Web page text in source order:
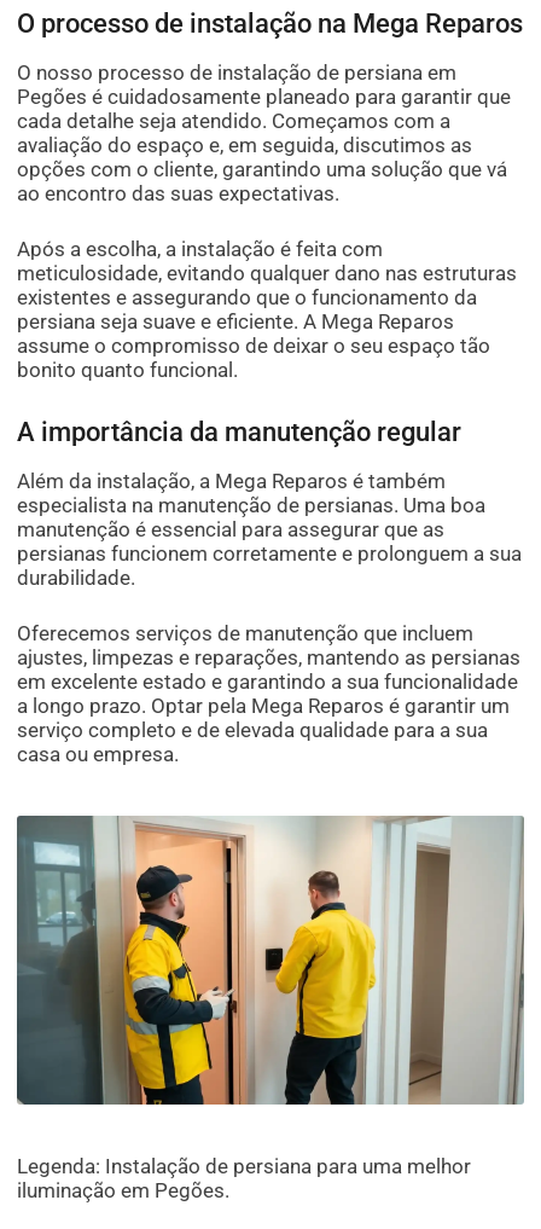
O processo de instalação na Mega Reparos
O nosso processo de instalação de persiana em
Pegões é cuidadosamente planeado para garantir que
cada detalhe seja atendido. Começamos com a
avaliação do espaço e, em seguida, discutimos as
opções com o cliente, garantindo uma solução que vá
ao encontro das suas expectativas.
Após a escolha, a instalação é feita com
meticulosidade, evitando qualquer dano nas estruturas
existentes e assegurando que o funcionamento da
persiana seja suave e eficiente. A Mega Reparos
assume o compromisso de deixar o seu espaço tão
bonito quanto funcional.
A importância da manutenção regular
Além da instalação, a Mega Reparos é também
especialista na manutenção de persianas. Uma boa
manutenção é essencial para assegurar que as
persianas funcionem corretamente e prolonguem a sua
durabilidade.
Oferecemos serviços de manutenção que incluem
ajustes, limpezas e reparações, mantendo as persianas
em excelente estado e garantindo a sua funcionalidade
a longo prazo. Optar pela Mega Reparos é garantir um
serviço completo e de elevada qualidade para a sua
casa ou empresa.
Legenda: Instalação de persiana para uma melhor
iluminação em Pegões.